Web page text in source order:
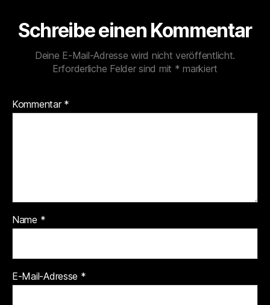
Schreibe einen Kommentar
Deine E-Mail-Adresse wird nicht veröffentlicht.
Erforderliche Felder sind mit * markiert
Kommentar *
Name *
E-Mail-Adresse *